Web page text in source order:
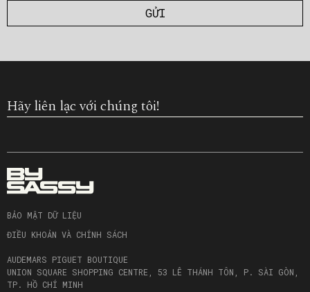
Hãy liên lạc với chúng tôi!
BẢO MẬT DỮ LIỆU
ĐIỀU KHOẢN VÀ CHÍNH SÁCH
AUDEMARS PIGUET BOUTIQUE
UNION SQUARE SHOPPING CENTRE, 53 LÊ THÁNH TÔN, P. SÀI GÒN,
TP. HỒ CHÍ MINH